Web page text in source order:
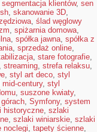
segmentacja klientów, sen
, skanowanie 3D,
, ślad węglowy
, spiżarnia domowa,
, spółka jawna, spółka z
, sprzedaż online,
, stare fotografie,
, streaming, strefa relaksu,
, styl art deco, styl
century, styl
, suszone kwiaty,
, Symfony, system
historyczne, szlaki
, szlaki winiarskie, szlaki
noclegi, tapety ścienne,